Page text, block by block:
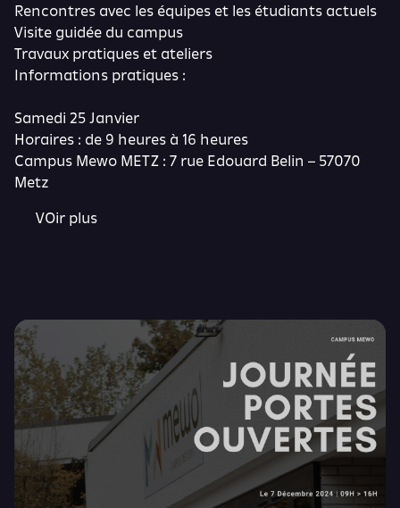
Rencontres avec les équipes et les étudiants actuels
Visite guidée du campus
Travaux pratiques et ateliers
Informations pratiques :
Samedi 25 Janvier
Horaires : de 9 heures à 16 heures
Campus Mewo METZ : 7 rue Edouard Belin – 57070
Metz
VOir plus